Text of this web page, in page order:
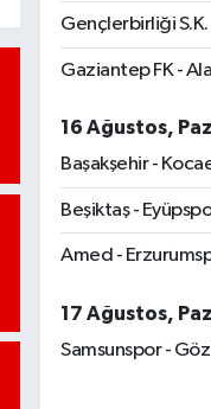
Gençlerbirliği
Gaziantep FK -
16 Ağustos,
Başakşehir -
Beşiktaş -
Amed -
17 Ağustos,
Samsunspor -